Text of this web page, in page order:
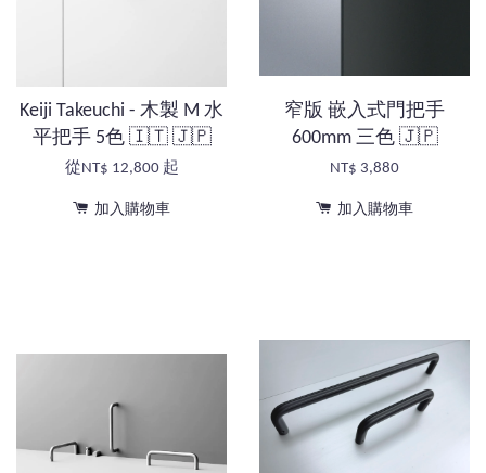
Keiji Takeuchi - 木製 M 水
平把手 5色 🇮🇹 🇯🇵
從NT$ 12,800 起
加入購物車
窄版 嵌入式門把手
600mm 三色 🇯🇵
NT$ 3,880
加入購物車